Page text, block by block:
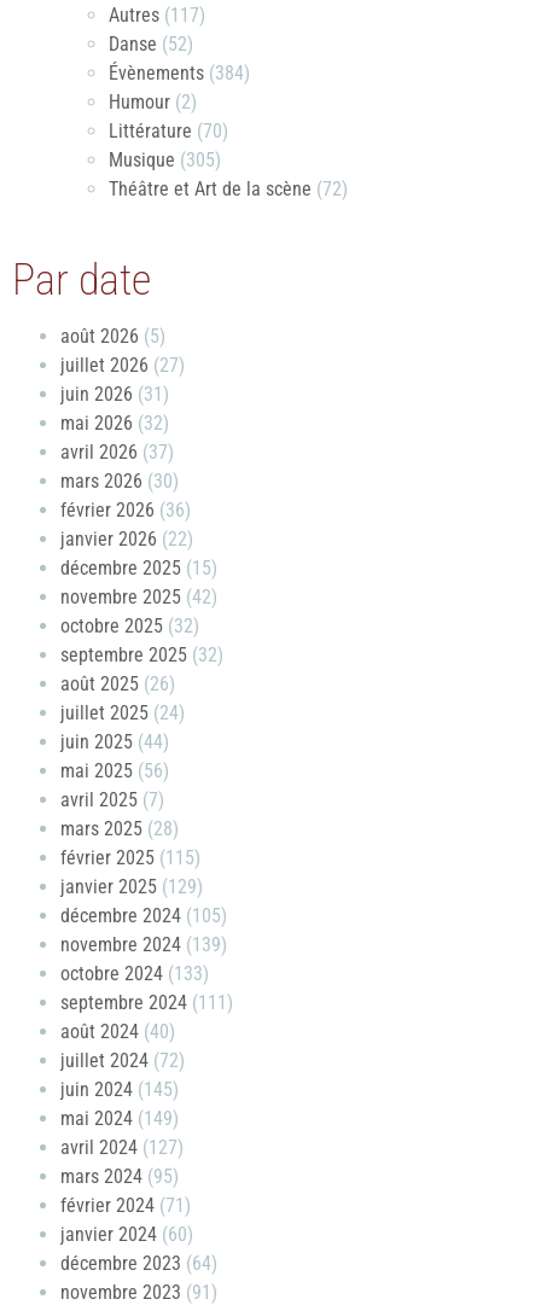
Autres (117)
Danse (52)
Évènements (384)
Humour (2)
Littérature (70)
Musique (305)
Théâtre et Art de la scène (72)
Par date
août 2026 (5)
juillet 2026 (27)
juin 2026 (31)
mai 2026 (32)
avril 2026 (37)
mars 2026 (30)
février 2026 (36)
janvier 2026 (22)
décembre 2025 (15)
novembre 2025 (42)
octobre 2025 (32)
septembre 2025 (32)
août 2025 (26)
juillet 2025 (24)
juin 2025 (44)
mai 2025 (56)
avril 2025 (7)
mars 2025 (28)
février 2025 (115)
janvier 2025 (129)
décembre 2024 (105)
novembre 2024 (139)
octobre 2024 (133)
septembre 2024 (111)
août 2024 (40)
juillet 2024 (72)
juin 2024 (145)
mai 2024 (149)
avril 2024 (127)
mars 2024 (95)
février 2024 (71)
janvier 2024 (60)
décembre 2023 (64)
novembre 2023 (91)